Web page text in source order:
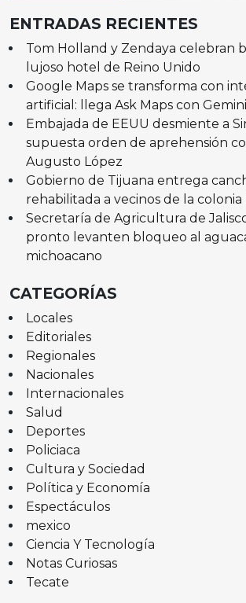
ENTRADAS RECIENTES
Tom Holland y Zendaya celebran
lujoso hotel de Reino Unido
Google Maps se transforma con
artificial: llega Ask Maps con Gemini
Embajada de EEUU desmiente a
supuesta orden de aprehensión
Augusto López
Gobierno de Tijuana entrega
rehabilitada a vecinos de la colonia
Secretaría de Agricultura de
pronto levanten bloqueo al
michoacano
CATEGORÍAS
Locales
Editoriales
Regionales
Nacionales
Internacionales
Salud
Deportes
Policiaca
Cultura y Sociedad
Política y Economía
Espectáculos
mexico
Ciencia Y Tecnología
Notas Curiosas
Tecate